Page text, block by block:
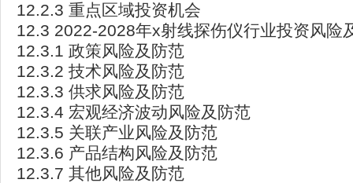
12.2.3 重点区域投资机会
12.3 2022-2028年x射线探伤仪行业投资风险
12.3.1 政策风险及防范
12.3.2 技术风险及防范
12.3.3 供求风险及防范
12.3.4 宏观经济波动风险及防范
12.3.5 关联产业风险及防范
12.3.6 产品结构风险及防范
12.3.7 其他风险及防范